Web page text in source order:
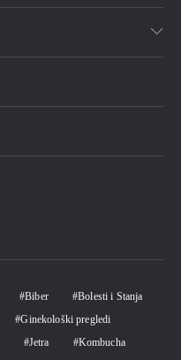
Biber
Bolesti i Stanja
Ginekološki pregledi
Jetra
Kombucha